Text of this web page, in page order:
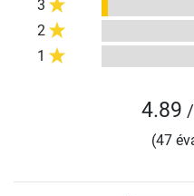
3
2
1
4.89
(47